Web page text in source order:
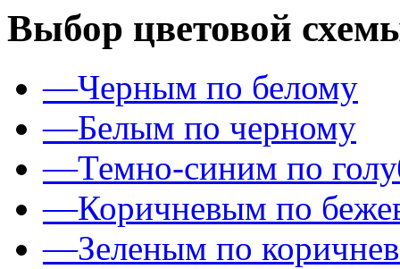
Выбор цветовой
—Черным по белому
—Белым по черному
—Темно-синим по
—Коричневым по
—Зеленым по